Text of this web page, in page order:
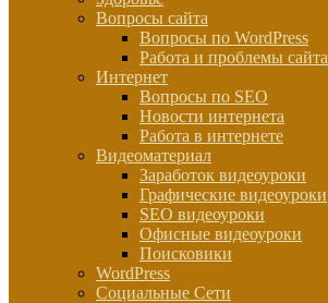
Вопросы сайта
Вопросы по WordPress
Работа и проблемы сайта
Интернет
Вопросы по SEO
Новости интернета
Работа в интернете
Видеоматериал
Заработок видеоуроки
Графические видеоуроки
SEO видеоуроки
Офисные видеоуроки
Поисковики
WordPress
Социальные Сети